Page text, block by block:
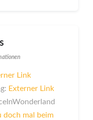
Link
Externer Link
doch mal beim